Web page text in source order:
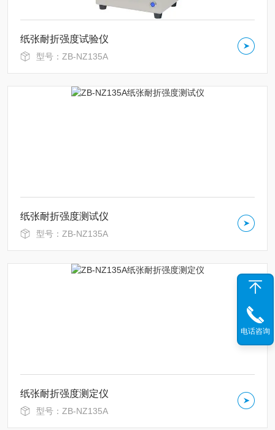
纸张耐折强度试验仪
型号：ZB-NZ135A
纸张耐折强度测试仪
型号：ZB-NZ135A
纸张耐折强度测定仪
型号：ZB-NZ135A
电话咨询